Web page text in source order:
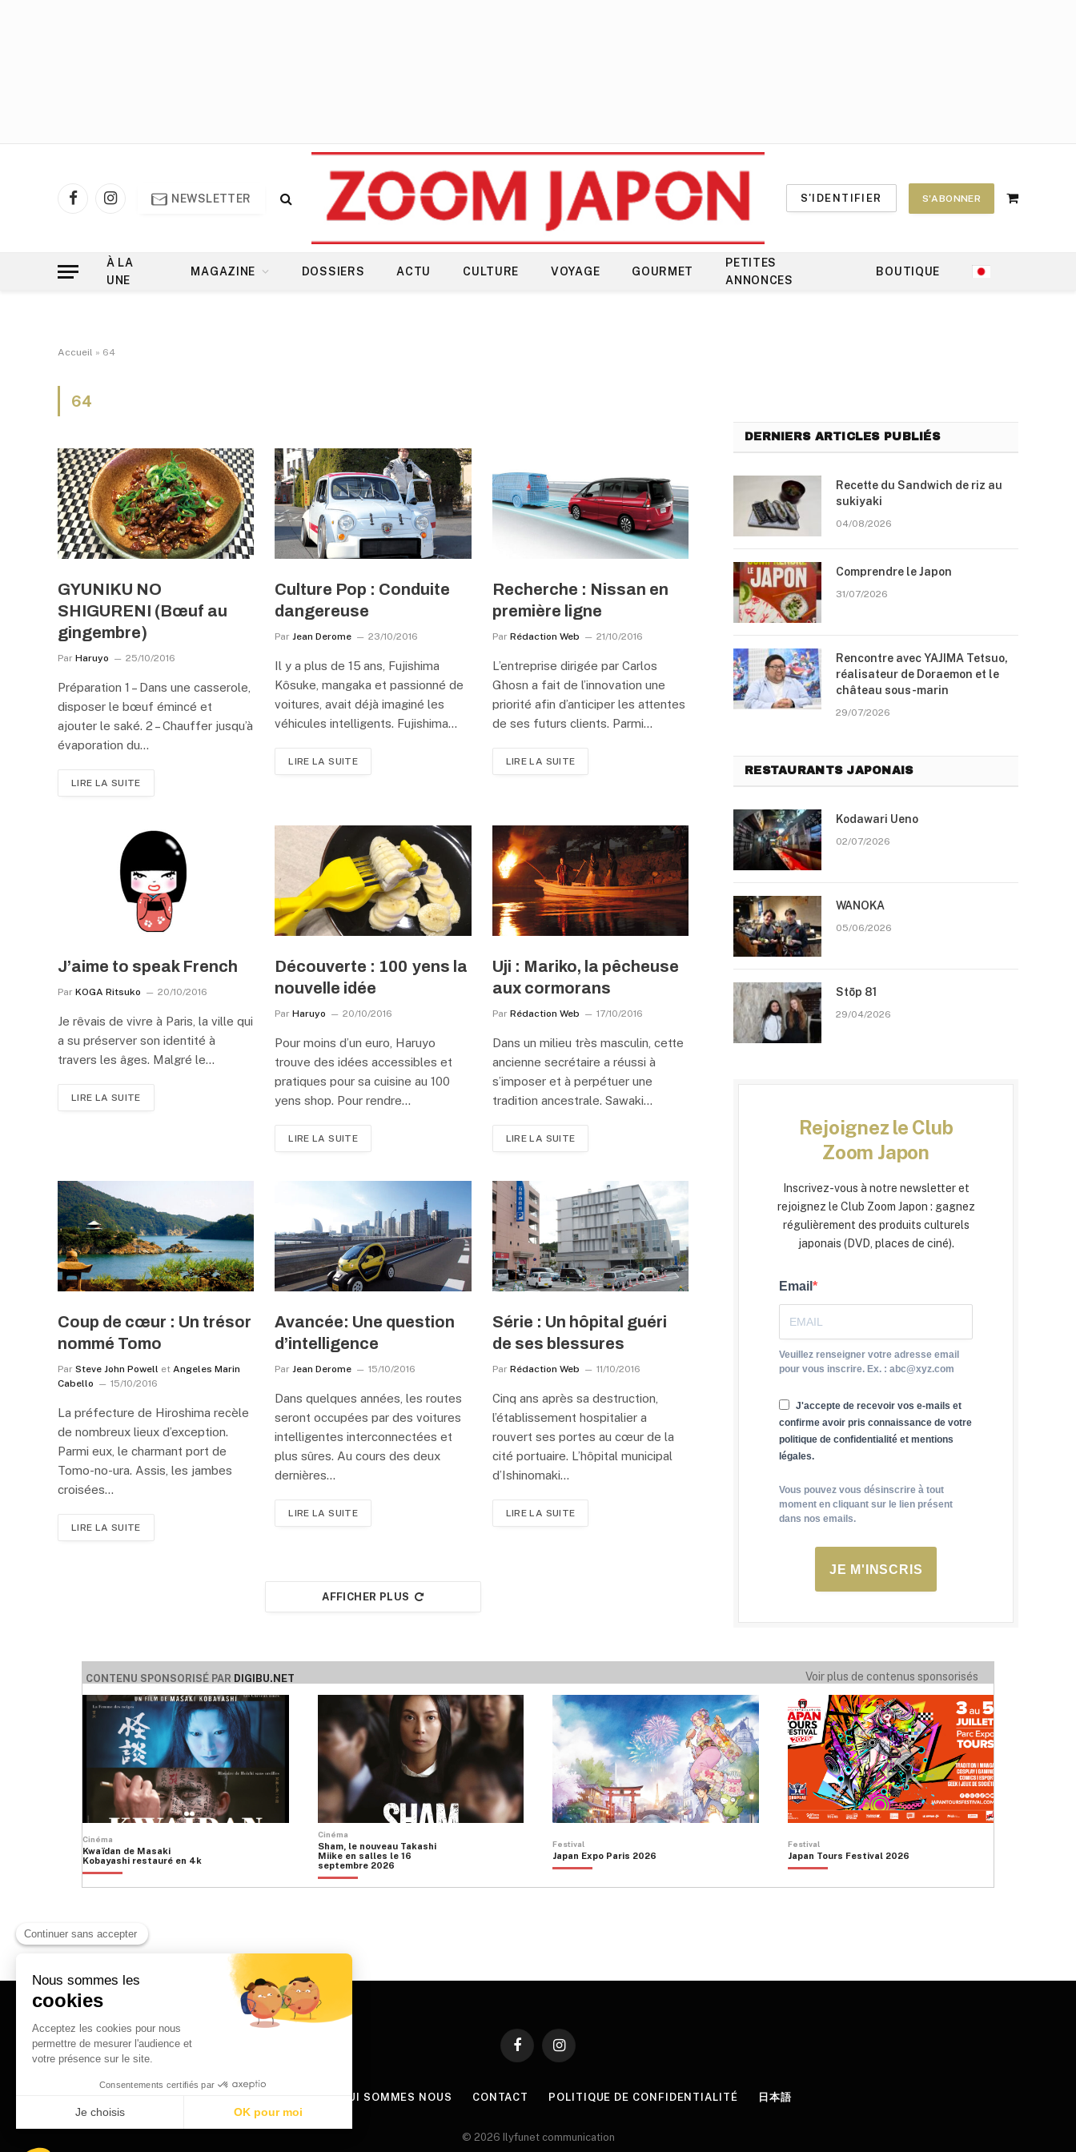
FacebookInstagram
NEWSLETTER S'IDENTIFIER S'ABONNER
Shopping
À LA
UNE
MAGAZINE DOSSIERS ACTU CULTURE VOYAGE GOURMET
PETITES
ANNONCES
BOUTIQUE
Accueil » 64
64
GYUNIKU NO
SHIGURENI (Bœuf au
gingembre)
Par Haruyo 25/10/2016
Préparation 1 – Dans une casserole,
disposer le bœuf émincé et
ajouter le saké. 2 – Chauffer jusqu’à
évaporation du…
LIRE LA SUITE
Culture Pop : Conduite
dangereuse
Par Jean Derome 23/10/2016
Il y a plus de 15 ans, Fujishima
Kôsuke, mangaka et passionné de
voitures, avait déjà imaginé les
véhicules intelligents. Fujishima…
LIRE LA SUITE
Recherche : Nissan en
première ligne
Par Rédaction Web 21/10/2016
L’entreprise dirigée par Carlos
Ghosn a fait de l’innovation une
priorité afin d’anticiper les attentes
de ses futurs clients. Parmi…
LIRE LA SUITE
J’aime to speak French
Par KOGA Ritsuko 20/10/2016
Je rêvais de vivre à Paris, la ville qui
a su préserver son identité à
travers les âges. Malgré le…
LIRE LA SUITE
Découverte : 100 yens la
nouvelle idée
Par Haruyo 20/10/2016
Pour moins d’un euro, Haruyo
trouve des idées accessibles et
pratiques pour sa cuisine au 100
yens shop. Pour rendre…
LIRE LA SUITE
Uji : Mariko, la pêcheuse
aux cormorans
Par Rédaction Web 17/10/2016
Dans un milieu très masculin, cette
ancienne secrétaire a réussi à
s’imposer et à perpétuer une
tradition ancestrale. Sawaki…
LIRE LA SUITE
Coup de cœur : Un trésor
nommé Tomo
Par Steve John Powell et Angeles Marin
Cabello
15/10/2016
La préfecture de Hiroshima recèle
de nombreux lieux d’exception.
Parmi eux, le charmant port de
Tomo-no-ura. Assis, les jambes
croisées…
LIRE LA SUITE
Avancée: Une question
d’intelligence
Par Jean Derome 15/10/2016
Dans quelques années, les routes
seront occupées par des voitures
intelligentes interconnectées et
plus sûres. Au cours des deux
dernières…
LIRE LA SUITE
Série : Un hôpital guéri
de ses blessures
Par Rédaction Web 11/10/2016
Cinq ans après sa destruction,
l’établissement hospitalier a
rouvert ses portes au cœur de la
cité portuaire. L’hôpital municipal
d’Ishinomaki…
LIRE LA SUITE
AFFICHER PLUS
DERNIERS ARTICLES PUBLIÉS
Recette du Sandwich de riz au
sukiyaki
04/08/2026
Comprendre le Japon
31/07/2026
Rencontre avec YAJIMA Tetsuo,
réalisateur de Doraemon et le
château sous-marin
29/07/2026
RESTAURANTS JAPONAIS
Kodawari Ueno
02/07/2026
WANOKA
05/06/2026
Stōp 81
29/04/2026
Rejoignez le Club
Zoom Japon
Inscrivez-vous à notre newsletter et
rejoignez le Club Zoom Japon : gagnez
régulièrement des produits culturels
japonais (DVD, places de ciné).
Email
Veuillez renseigner votre adresse email
pour vous inscrire. Ex. : abc@xyz.com
J'accepte de recevoir vos e-mails et
confirme avoir pris connaissance de votre
politique de confidentialité et mentions
légales.
Vous pouvez vous désinscrire à tout
moment en cliquant sur le lien présent
dans nos emails.
JE M'INSCRIS
CONTENU SPONSORISÉ PAR DIGIBU.NET Voir plus de contenus sponsorisés
Cinéma
Kwaïdan de Masaki
Kobayashi restauré en 4k
Cinéma
Sham, le nouveau Takashi
Miike en salles le 16
septembre 2026
Festival
Japan Expo Paris 2026
Festival
Japan Tours Festival 2026
FacebookInstagram
QUI SOMMES NOUS CONTACT POLITIQUE DE CONFIDENTIALITÉ 日本語
© 2026 Ilyfunet communication